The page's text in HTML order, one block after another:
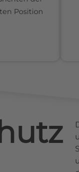
Position